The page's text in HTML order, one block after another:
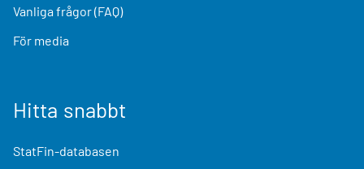
Vanliga frågor (FAQ)
För media
Hitta snabbt
StatFin-databasen